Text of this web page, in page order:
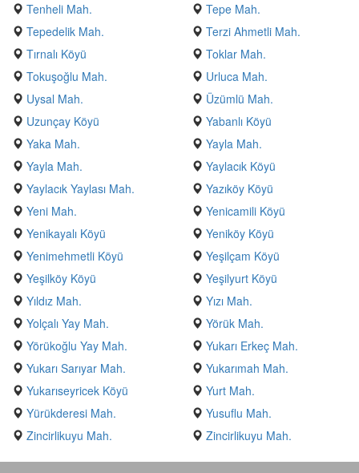
Tenheli Mah.
Tepe Mah.
Tepedelik Mah.
Terzi Ahmetli Mah.
Tırnalı Köyü
Toklar Mah.
Tokuşoğlu Mah.
Urluca Mah.
Uysal Mah.
Üzümlü Mah.
Uzunçay Köyü
Yabanlı Köyü
Yaka Mah.
Yayla Mah.
Yayla Mah.
Yaylacık Köyü
Yaylacık Yaylası Mah.
Yazıköy Köyü
Yeni Mah.
Yenicamili Köyü
Yenikayalı Köyü
Yeniköy Köyü
Yenimehmetli Köyü
Yeşilçam Köyü
Yeşilköy Köyü
Yeşilyurt Köyü
Yıldız Mah.
Yızı Mah.
Yolçalı Yay Mah.
Yörük Mah.
Yörükoğlu Yay Mah.
Yukarı Erkeç Mah.
Yukarı Sarıyar Mah.
Yukarımah Mah.
Yukarıseyricek Köyü
Yurt Mah.
Yürükderesi Mah.
Yusuflu Mah.
Zincirlikuyu Mah.
Zincirlikuyu Mah.